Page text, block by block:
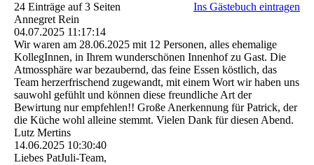
24 Einträge auf 3 Seiten
Ins Gästebuch eintragen
Annegret Rein
04.07.2025 11:17:14
Wir waren am 28.06.2025 mit 12 Personen, alles ehemalige
KollegInnen, in Ihrem wunderschönen Innenhof zu Gast. Die
Atmossphäre war bezaubernd, das feine Essen köstlich, das
Team herzerfrischend zugewandt, mit einem Wort wir haben uns
sauwohl gefühlt und können diese freundliche Art der
Bewirtung nur empfehlen!! Große Anerkennung für Patrick, der
die Küche wohl alleine stemmt. Vielen Dank für diesen Abend.
Lutz Mertins
14.06.2025 10:30:40
Liebes PatJuli-Team,